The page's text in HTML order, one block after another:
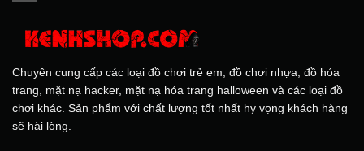
Chuyên cung cấp các loại đồ chơi trẻ em, đồ chơi nhựa, đồ hóa
trang, mặt nạ hacker, mặt nạ hóa trang halloween và các loại đồ
chơi khác. Sản phẩm với chất lượng tốt nhất hy vọng khách hàng
sẽ hài lòng.